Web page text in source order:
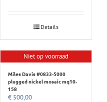
Details
Niet op voorraad
Miles Davis #0833-5000
plugged nickel mosaic mq10-
158
€ 500,00